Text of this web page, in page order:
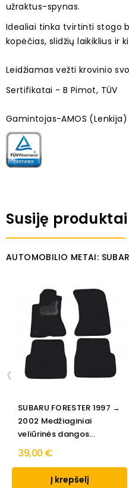
užraktus-spynas.
Idealiai tinka tvirtinti stogo
kopėčias, slidžių laikiklius ir
Leidžiamas vežti krovinio
Sertifikatai - B Pimot, TÜV
Gamintojas-AMOS (Lenkija)
Susiję produktai
AUTOMOBILIO METAI:
SUBARU FORESTER 1997 →
2002 Medžiaginiai
veliūrinės dangos...
39,00 €
Į krepšelį
‹